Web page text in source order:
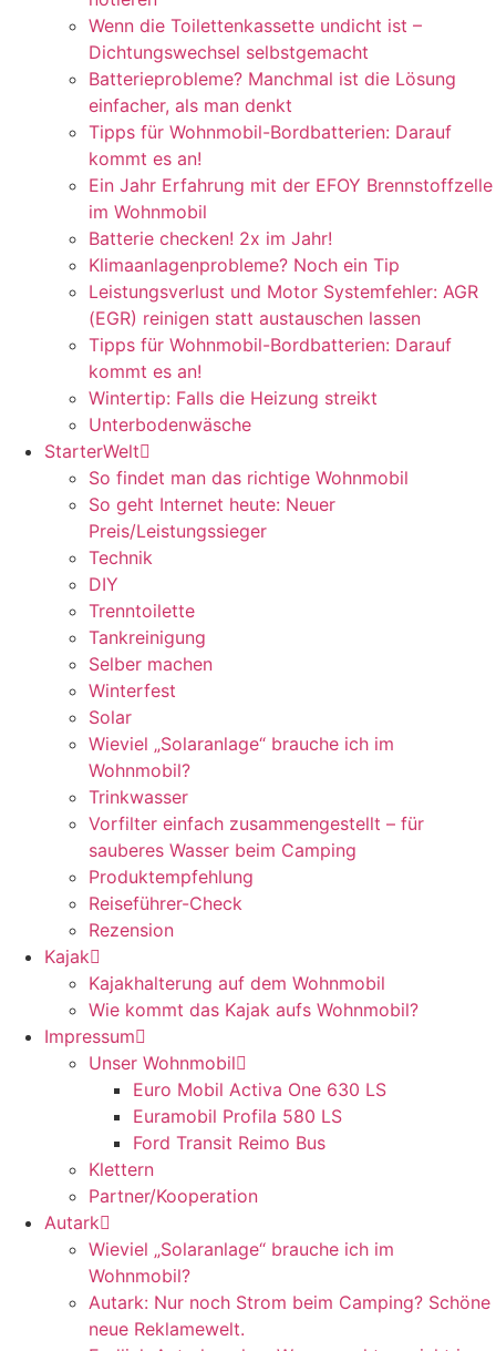
Wenn die Toilettenkassette undicht ist –
Dichtungswechsel selbstgemacht
Batterieprobleme? Manchmal ist die Lösung
einfacher, als man denkt
Tipps für Wohnmobil-Bordbatterien: Darauf
kommt es an!
Ein Jahr Erfahrung mit der EFOY Brennstoffzelle
im Wohnmobil
Batterie checken! 2x im Jahr!
Klimaanlagenprobleme? Noch ein Tip
Leistungsverlust und Motor Systemfehler: AGR
(EGR) reinigen statt austauschen lassen
Tipps für Wohnmobil-Bordbatterien: Darauf
kommt es an!
Wintertip: Falls die Heizung streikt
Unterbodenwäsche
StarterWelt
So findet man das richtige Wohnmobil
So geht Internet heute: Neuer
Preis/Leistungssieger
Technik
DIY
Trenntoilette
Tankreinigung
Selber machen
Winterfest
Solar
Wieviel „Solaranlage“ brauche ich im
Wohnmobil?
Trinkwasser
Vorfilter einfach zusammengestellt – für
sauberes Wasser beim Camping
Produktempfehlung
Reiseführer-Check
Rezension
Kajak
Kajakhalterung auf dem Wohnmobil
Wie kommt das Kajak aufs Wohnmobil?
Impressum
Unser Wohnmobil
Euro Mobil Activa One 630 LS
Euramobil Profila 580 LS
Ford Transit Reimo Bus
Klettern
Partner/Kooperation
Autark
Wieviel „Solaranlage“ brauche ich im
Wohnmobil?
Autark: Nur noch Strom beim Camping? Schöne
neue Reklamewelt.